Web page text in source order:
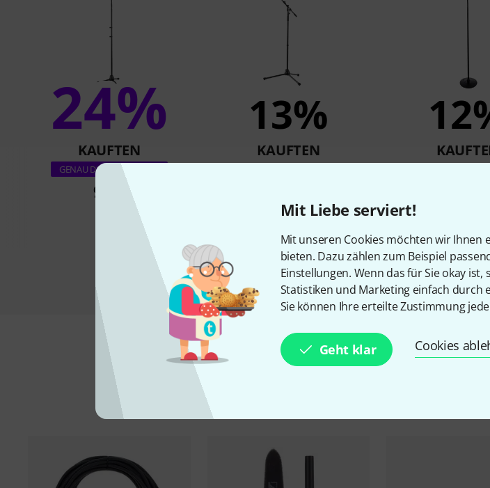
Mit Liebe serviert!
Mit unseren Cookies möchten wir Ihnen
bieten. Dazu zählen zum Beispiel
Einstellungen. Wenn das für Sie okay
Statistiken und Marketing einfach durch
Sie können Ihre erteilte Zustimmung
Geht klar Cookies
24%
KAUFTEN
GENAU DIESES PRODUKT
98 €
13%
KAUFTEN
Zubehör &